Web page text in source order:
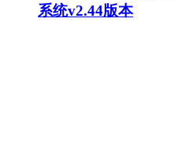
系统v2.44版本